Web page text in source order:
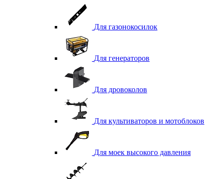
Для газонокосилок
Для генераторов
Для дровоколов
Для культиваторов и мотоблоков
Для моек высокого давления